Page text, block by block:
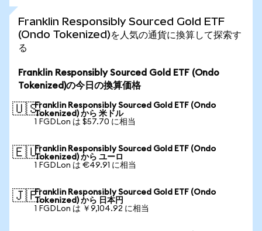
Franklin Responsibly Sourced Gold ETF
(Ondo Tokenized)を人気の通貨に換算して探索す
る
Franklin Responsibly Sourced Gold ETF (Ondo
Tokenized)の今日の換算価格
🇺🇸Franklin Responsibly Sourced Gold ETF (Ondo
Tokenized) から 米ドル
1 FGDLon は $57.70 に相当
🇪🇺Franklin Responsibly Sourced Gold ETF (Ondo
Tokenized) から ユーロ
1 FGDLon は €49.91 に相当
🇯🇵Franklin Responsibly Sourced Gold ETF (Ondo
Tokenized) から 日本円
1 FGDLon は ￥9,104.92 に相当